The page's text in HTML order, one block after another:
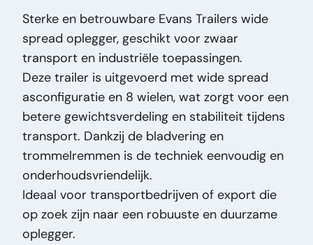
Freiné:J
Largeur de bande de roulement:13
Marque:Evans Trailers
Modèle original:Wide spread - 8 Tires -
Drumbrakes - Steelspring
Type de prix:VastePrijs
État général:Bon
État optique:Bon
État technique:Bon
Titre:Evans Trailers Wide spread - 8 Tires -
Drumbrakes - Steelspring Evans Trailers Wide
Spread Oplegger – 2 Assen – 8 Wielen –
Sterke en betrouwbare Evans Trailers wide
spread oplegger, geschikt voor zwaar
transport en industriële toepassingen.
Deze trailer is uitgevoerd met wide spread
asconfiguratie en 8 wielen, wat zorgt voor een
betere gewichtsverdeling en stabiliteit tijdens
transport. Dankzij de bladvering en
trommelremmen is de techniek eenvoudig en
onderhoudsvriendelijk.
Ideaal voor transportbedrijven of export die
op zoek zijn naar een robuuste en duurzame
oplegger.